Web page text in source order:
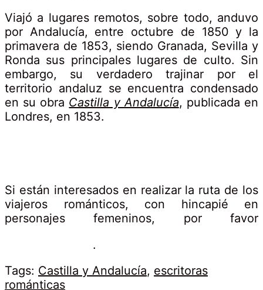
Viajó a lugares remotos, sobre todo, anduvo
por Andalucía, entre octubre de 1850 y la
primavera de 1853, siendo Granada, Sevilla y
Ronda sus principales lugares de culto. Sin
embargo, su verdadero trajinar por el
territorio andaluz se encuentra condensado
en su obra Castilla y Andalucía, publicada en
Londres, en 1853.
Si están interesados en realizar la ruta de los
viajeros románticos, con hincapié en
personajes femeninos, por favor
.
Tags: Castilla y Andalucía, escritoras
románticas